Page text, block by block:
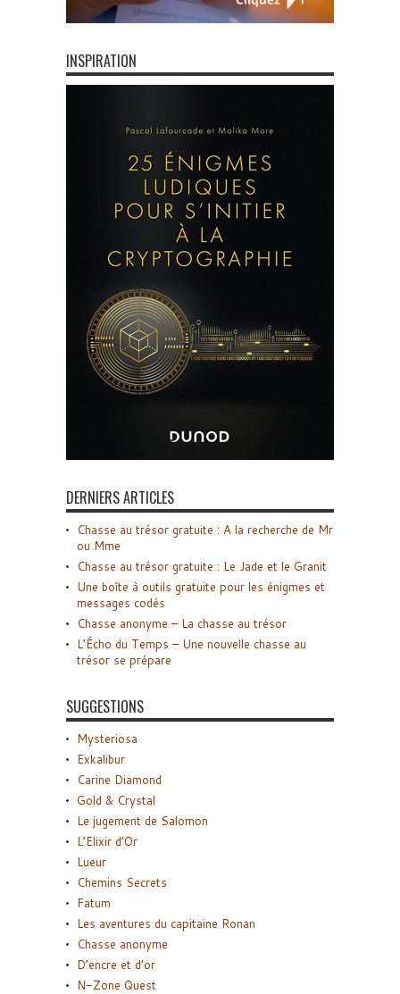
INSPIRATION
DERNIERS ARTICLES
Chasse au trésor gratuite : A la recherche de Mr
ou Mme
Chasse au trésor gratuite : Le Jade et le Granit
Une boîte à outils gratuite pour les énigmes et
messages codés
Chasse anonyme – La chasse au trésor
L’Écho du Temps – Une nouvelle chasse au
trésor se prépare
SUGGESTIONS
Mysteriosa
Exkalibur
Carine Diamond
Gold & Crystal
Le jugement de Salomon
L’Elixir d’Or
Lueur
Chemins Secrets
Fatum
Les aventures du capitaine Ronan
Chasse anonyme
D’encre et d’or
N-Zone Quest